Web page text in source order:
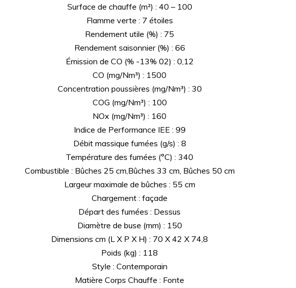
Surface de chauffe (m²) : 40 – 100
Flamme verte : 7 étoiles
Rendement utile (%) : 75
Rendement saisonnier (%) : 66
Émission de CO (% -13% 02) : 0,12
CO (mg/Nm³) : 1500
Concentration poussières (mg/Nm³) : 30
COG (mg/Nm³) : 100
NOx (mg/Nm³) : 160
Indice de Performance IEE : 99
Débit massique fumées (g/s) : 8
Température des fumées (°C) : 340
Combustible : Bûches 25 cm,Bûches 33 cm, Bûches 50 cm
Largeur maximale de bûches : 55 cm
Chargement : façade
Départ des fumées : Dessus
Diamètre de buse (mm) : 150
Dimensions cm (L X P X H) : 70 X 42 X 74,8
Poids (kg) : 118
Style : Contemporain
Matière Corps Chauffe : Fonte